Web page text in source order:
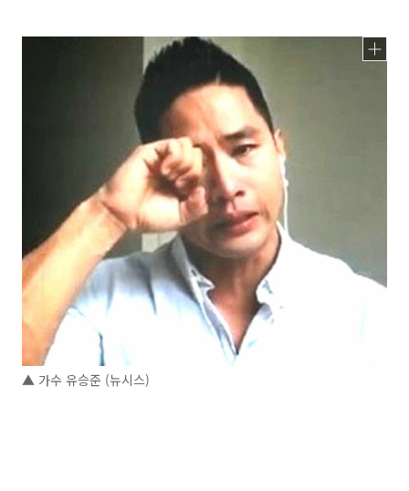
▲ 가수 유승준 (뉴시스)